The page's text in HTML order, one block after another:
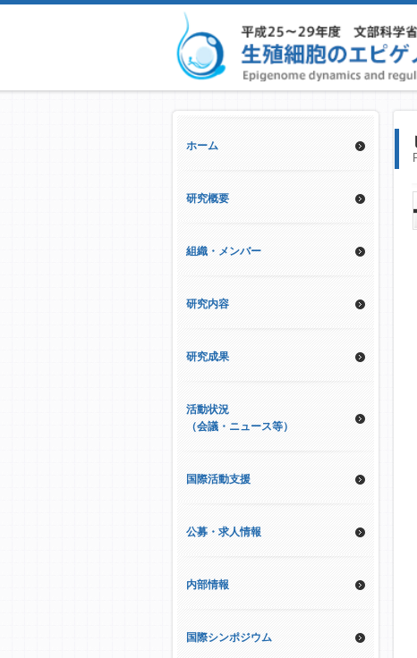
ホーム
研究概要
組織・メンバー
研究内容
研究成果
活動状況
（会議・ニュース等）
国際活動支援
公募・求人情報
内部情報
国際シンポジウム